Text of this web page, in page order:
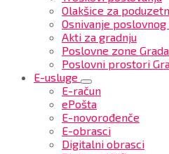
Olakšice za
Osnivanje
Akti za gradnju
Poslovne zone
Poslovni prostori
E-usluge
E-račun
ePošta
E-novorođenče
E-obrasci
Digitalni obrasci